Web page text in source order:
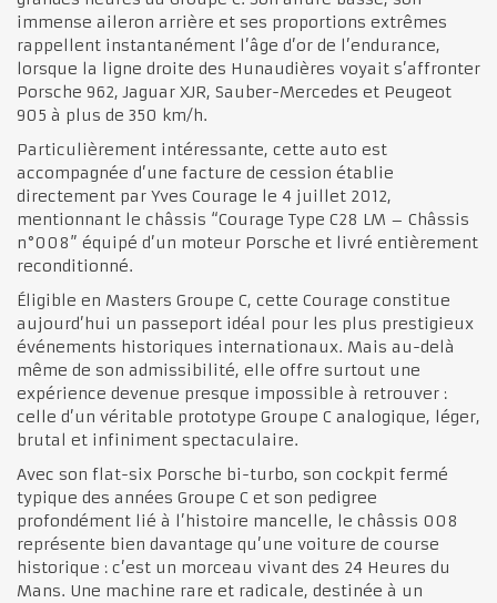
immense aileron arrière et ses proportions extrêmes
rappellent instantanément l’âge d’or de l’endurance,
lorsque la ligne droite des Hunaudières voyait s’affronter
Porsche 962, Jaguar XJR, Sauber-Mercedes et Peugeot
905 à plus de 350 km/h.
Particulièrement intéressante, cette auto est
accompagnée d’une facture de cession établie
directement par Yves Courage le 4 juillet 2012,
mentionnant le châssis “Courage Type C28 LM – Châssis
n°008” équipé d’un moteur Porsche et livré entièrement
reconditionné.
Éligible en Masters Groupe C, cette Courage constitue
aujourd’hui un passeport idéal pour les plus prestigieux
événements historiques internationaux. Mais au-delà
même de son admissibilité, elle offre surtout une
expérience devenue presque impossible à retrouver :
celle d’un véritable prototype Groupe C analogique, léger,
brutal et infiniment spectaculaire.
Avec son flat-six Porsche bi-turbo, son cockpit fermé
typique des années Groupe C et son pedigree
profondément lié à l’histoire mancelle, le châssis 008
représente bien davantage qu’une voiture de course
historique : c’est un morceau vivant des 24 Heures du
Mans. Une machine rare et radicale, destinée à un